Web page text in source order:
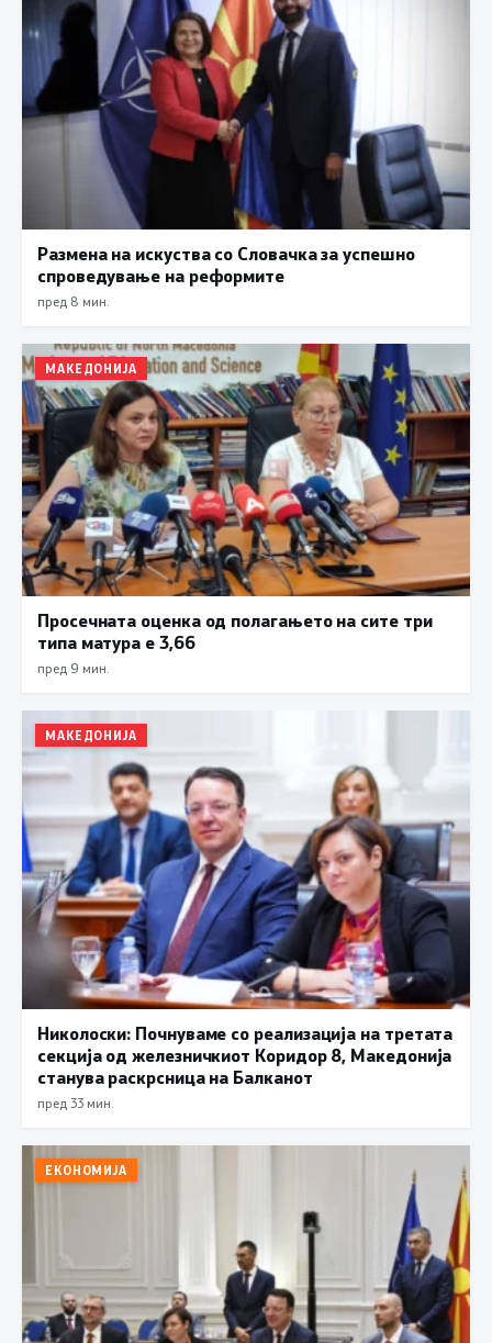
Размена на искуства со Словачка за успешно
спроведување на реформите
пред 8 мин.
МАКЕДОНИЈА
Просечната оценка од полагањето на сите три
типа матура е 3,66
пред 9 мин.
МАКЕДОНИЈА
Николоски: Почнуваме со реализација на третата
секција од железничкиот Коридор 8, Македонија
станува раскрсница на Балканот
пред 33 мин.
ЕКОНОМИЈА